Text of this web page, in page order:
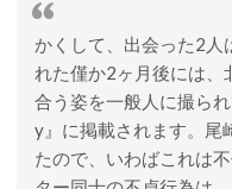
かくして、出会った2人
れた僅か2ヶ月後には、
合う姿を一般人に撮ら
y』に掲載されます。尾
たので、いわばこれは